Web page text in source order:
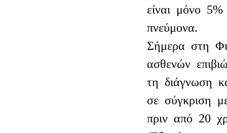
είναι μόνο
πνεύμονα.
Σήμερα στη
ασθενών
τη διάγνωση
σε σύγκριση
πριν από 20